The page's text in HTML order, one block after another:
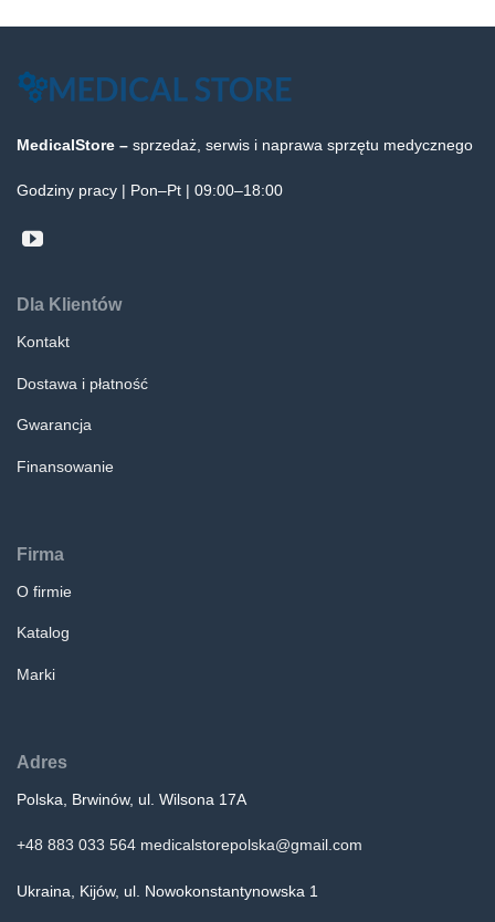
MedicalStore – sprzedaż, serwis i naprawa sprzętu medycznego
Godziny pracy | Pon–Pt | 09:00–18:00
Dla Klientów
Kontakt
Dostawa i płatność
Gwarancja
Finansowanie
Firma
O firmie
Katalog
Marki
Adres
Polska, Brwinów, ul. Wilsona 17A
+48 883 033 564 medicalstorepolska@gmail.com
Ukraina, Kijów, ul. Nowokonstantynowska 1